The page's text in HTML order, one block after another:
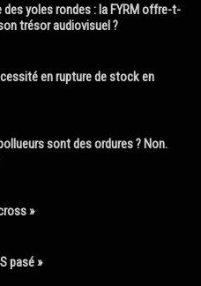
des yoles rondes : la FYRM offre-t-
trésor audiovisuel ?
en rupture de stock en
sont des ordures ? Non.
»
pasé »